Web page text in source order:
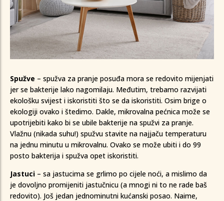
Spužve – spužva za pranje posuđa mora se redovito mijenjati
jer se bakterije lako nagomilaju. Međutim, trebamo razvijati
ekološku svijest i iskoristiti što se da iskoristiti. Osim brige o
ekologiji ovako i štedimo. Dakle, mikrovalna pećnica može se
upotrijebiti kako bi se ubile bakterije na spužvi za pranje.
Vlažnu (nikada suhu!) spužvu stavite na najjaču temperaturu
na jednu minutu u mikrovalnu. Ovako se može ubiti i do 99
posto bakterija i spužva opet iskoristiti.
Jastuci – sa jastucima se grlimo po cijele noći, a mislimo da
je dovoljno promijeniti jastučnicu (a mnogi ni to ne rade baš
redovito). Još jedan jednominutni kućanski posao. Naime,